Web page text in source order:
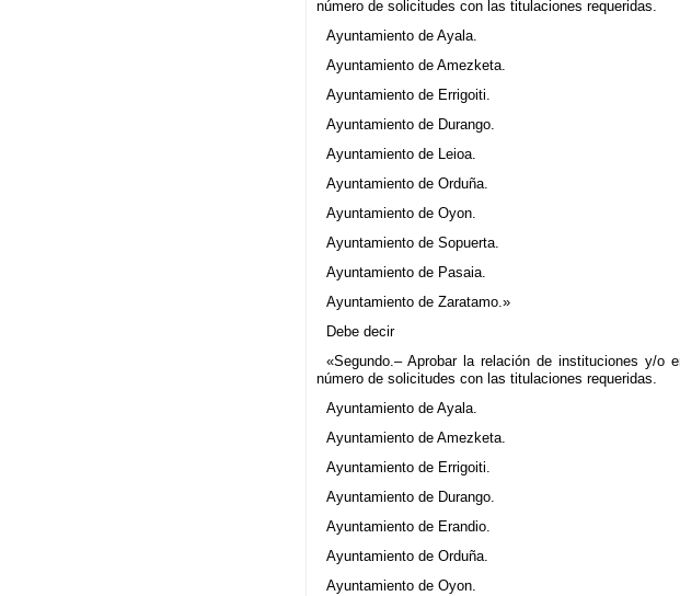
número de solicitudes con las titulaciones requeridas.
Ayuntamiento de Ayala.
Ayuntamiento de Amezketa.
Ayuntamiento de Errigoiti.
Ayuntamiento de Durango.
Ayuntamiento de Leioa.
Ayuntamiento de Orduña.
Ayuntamiento de Oyon.
Ayuntamiento de Sopuerta.
Ayuntamiento de Pasaia.
Ayuntamiento de Zaratamo.»
Debe decir
«Segundo.– Aprobar la relación de instituciones y/o
número de solicitudes con las titulaciones requeridas.
Ayuntamiento de Ayala.
Ayuntamiento de Amezketa.
Ayuntamiento de Errigoiti.
Ayuntamiento de Durango.
Ayuntamiento de Erandio.
Ayuntamiento de Orduña.
Ayuntamiento de Oyon.